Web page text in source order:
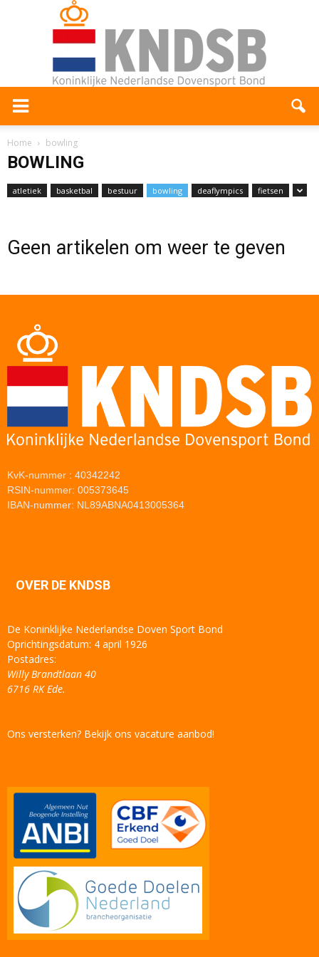
Home bowling
BOWLING
atletiek basketbal bestuur bowling deaflympics fietsen
Geen artikelen om weer te geven
KvK-nummer : 40342242
RSIN-nummer: 005373645
IBAN-nummer: NL89ABNA0413005364
OVER DE KNDSB
De Koninklijke Nederlandse Doven Sport Bond
Oprichtingsdatum: 4 april 1926
Postadres:
Willy Brandtlaan 40
6716 RK Ede.
Ons versterken? Bekijk ons vacature aanbod!